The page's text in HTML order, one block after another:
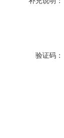
验证码：